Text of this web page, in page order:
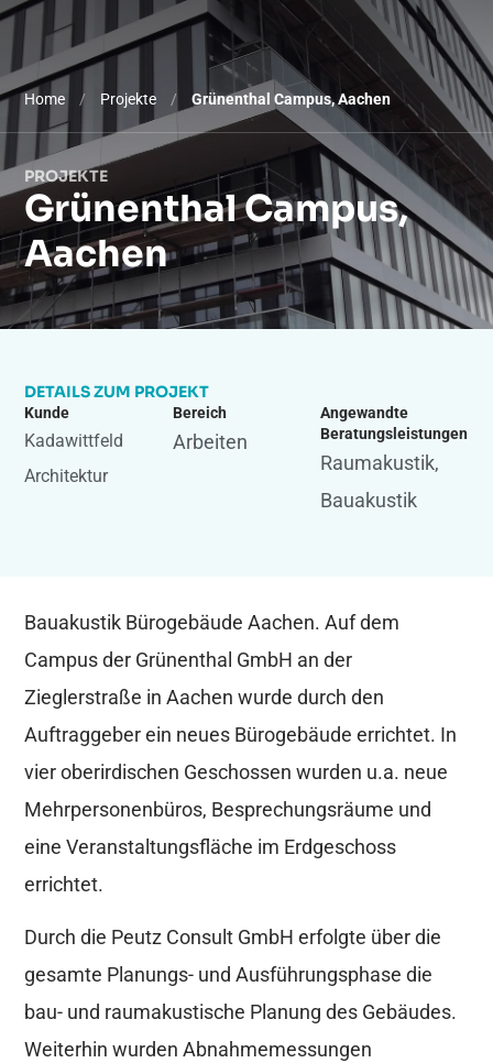
Home / Projekte / Grünenthal Campus, Aachen
PROJEKTE
Grünenthal Campus,
Aachen
DETAILS ZUM PROJEKT
Kunde
Kadawittfeld
Architektur
Bereich
Arbeiten
Angewandte
Beratungsleistungen
Raumakustik,
Bauakustik
Bauakustik Bürogebäude Aachen. Auf dem
Campus der Grünenthal GmbH an der
Zieglerstraße in Aachen wurde durch den
Auftraggeber ein neues Bürogebäude errichtet. In
vier oberirdischen Geschossen wurden u.a. neue
Mehrpersonenbüros, Besprechungsräume und
eine Veranstaltungsfläche im Erdgeschoss
errichtet.
Durch die Peutz Consult GmbH erfolgte über die
gesamte Planungs- und Ausführungsphase die
bau- und raumakustische Planung des Gebäudes.
Weiterhin wurden Abnahmemessungen